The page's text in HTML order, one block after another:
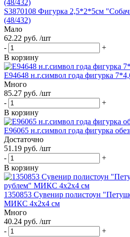
S3870108 Фигурка 2,5*2*5см
(48/432)
Мало
62.22 руб. /шт
-
+
В корзину
Е94648 н.г.символ года фигурка
Много
85.27 руб. /шт
-
+
В корзину
Е96065 н.г.символ года фигурка
Достаточно
51.19 руб. /шт
-
+
В корзину
1350853 Сувенир полистоун
МИКС 4х2х4 см
Много
40.24 руб. /шт
-
+